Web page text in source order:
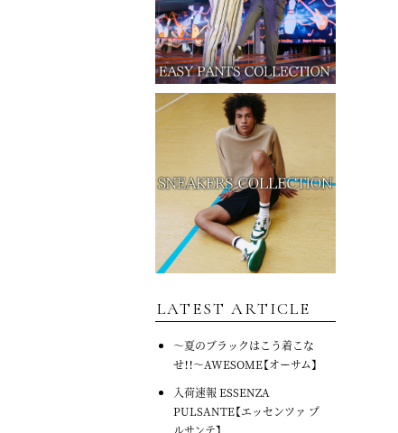
LATEST ARTICLE
～夏のブラックはこう着こな
せ！！～AWESOME【オーサム】
入荷速報 ESSENZA
PULSANTE【エッセンツァ プ
ルサンテ】